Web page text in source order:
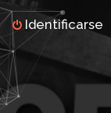
Identificarse